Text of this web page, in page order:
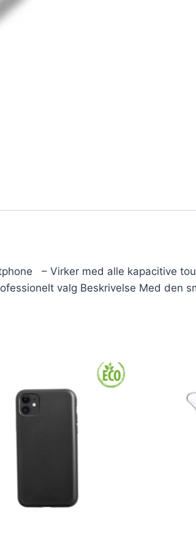
– Virker med alle kapacitive
valg Beskrivelse Med den